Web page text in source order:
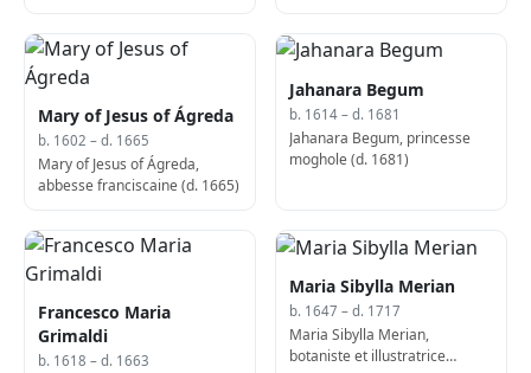
Mary of Jesus of Ágreda
b. 1602 – d. 1665
Mary of Jesus of Ágreda,
abbesse franciscaine (d. 1665)
Jahanara Begum
b. 1614 – d. 1681
Jahanara Begum, princesse
moghole (d. 1681)
Francesco Maria
Grimaldi
b. 1618 – d. 1663
Maria Sibylla Merian
b. 1647 – d. 1717
Maria Sibylla Merian,
botaniste et illustratrice